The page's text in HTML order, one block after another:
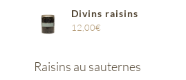
Divins raisins
12,00€
Raisins au sauternes